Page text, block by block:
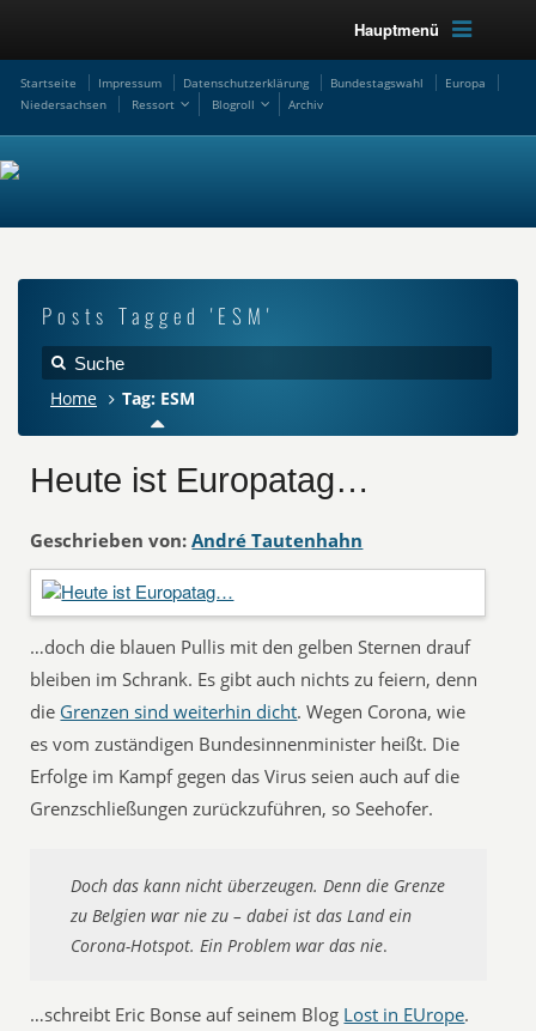
Hauptmenü
Startseite Impressum Datenschutzerklärung Bundestagswahl
Europa
Niedersachsen
Ressort Blogroll Archiv
Posts Tagged 'ESM'
Home Tag: ESM
Heute ist Europatag…
Geschrieben von: André Tautenhahn
…doch die blauen Pullis mit den gelben Sternen drauf
bleiben im Schrank. Es gibt auch nichts zu feiern, denn
die Grenzen sind weiterhin dicht. Wegen Corona, wie
es vom zuständigen Bundesinnenminister heißt. Die
Erfolge im Kampf gegen das Virus seien auch auf die
Grenzschließungen zurückzuführen, so Seehofer.
Doch das kann nicht überzeugen. Denn die Grenze
zu Belgien war nie zu – dabei ist das Land ein
Corona-Hotspot. Ein Problem war das nie.
…schreibt Eric Bonse auf seinem Blog Lost in EUrope.